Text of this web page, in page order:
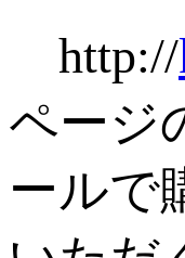
http://
ページ
ールで